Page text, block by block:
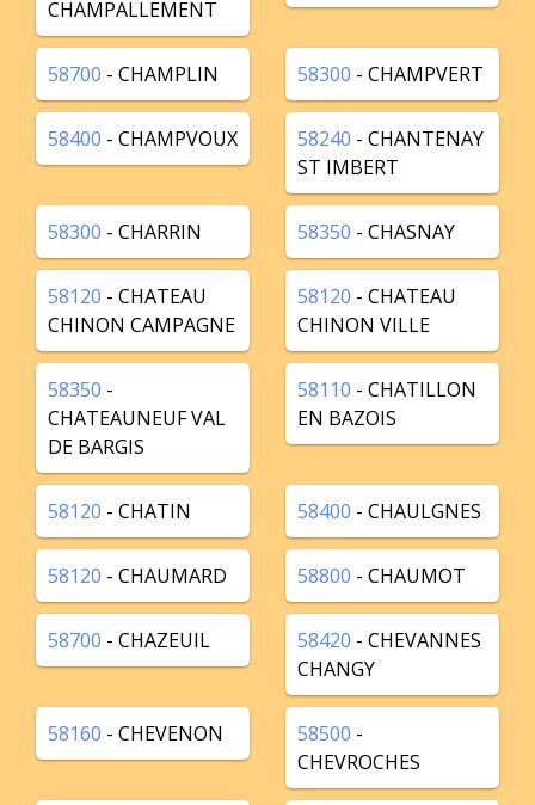
CHAMPALLEMENT
58700 - CHAMPLIN 58300 - CHAMPVERT
58400 - CHAMPVOUX 58240 - CHANTENAY
ST IMBERT
58300 - CHARRIN 58350 - CHASNAY
58120 - CHATEAU
CHINON CAMPAGNE
58120 - CHATEAU
CHINON VILLE
58350 -
CHATEAUNEUF VAL
DE BARGIS
58110 - CHATILLON
EN BAZOIS
58120 - CHATIN 58400 - CHAULGNES
58120 - CHAUMARD 58800 - CHAUMOT
58700 - CHAZEUIL 58420 - CHEVANNES
CHANGY
58160 - CHEVENON 58500 -
CHEVROCHES